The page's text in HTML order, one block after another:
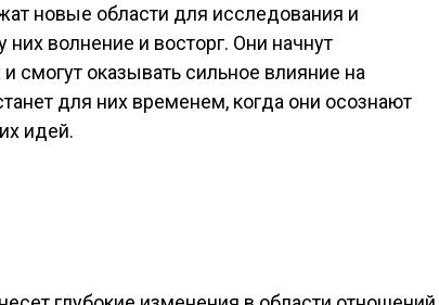
новые области для исследования и
них волнение и восторг. Они начнут
смогут оказывать сильное влияние на
для них временем, когда они осознают
идей.